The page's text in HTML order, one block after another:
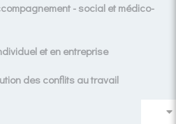
- social et médico-
et en entreprise
des conflits au travail